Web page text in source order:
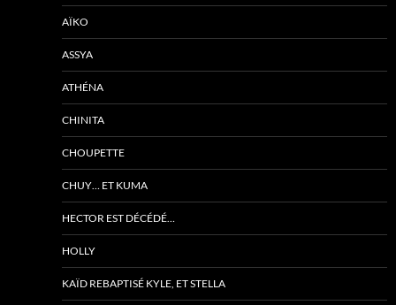
AÏKO
ASSYA
ATHÉNA
CHINITA
CHOUPETTE
CHUY… ET KUMA
HECTOR EST DÉCÉDÉ…
HOLLY
KAÏD REBAPTISÉ KYLE, ET STELLA